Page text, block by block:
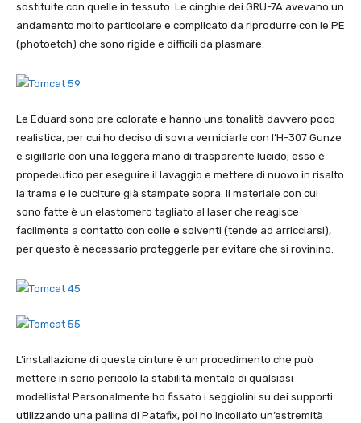
sostituite con quelle in tessuto. Le cinghie dei GRU-7A avevano un
andamento molto particolare e complicato da riprodurre con le PE
(photoetch) che sono rigide e difficili da plasmare.
Le Eduard sono pre colorate e hanno una tonalità davvero poco
realistica, per cui ho deciso di sovra verniciarle con l’H-307 Gunze
e sigillarle con una leggera mano di trasparente lucido; esso è
propedeutico per eseguire il lavaggio e mettere di nuovo in risalto
la trama e le cuciture già stampate sopra. Il materiale con cui
sono fatte è un elastomero tagliato al laser che reagisce
facilmente a contatto con colle e solventi (tende ad arricciarsi),
per questo è necessario proteggerle per evitare che si rovinino.
L’installazione di queste cinture è un procedimento che può
mettere in serio pericolo la stabilità mentale di qualsiasi
modellista! Personalmente ho fissato i seggiolini su dei supporti
utilizzando una pallina di Patafix, poi ho incollato un’estremità